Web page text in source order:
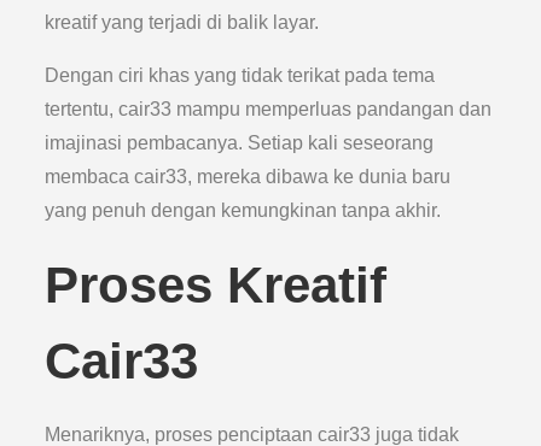
kreatif yang terjadi di balik layar.
Dengan ciri khas yang tidak terikat pada tema
tertentu, cair33 mampu memperluas pandangan dan
imajinasi pembacanya. Setiap kali seseorang
membaca cair33, mereka dibawa ke dunia baru
yang penuh dengan kemungkinan tanpa akhir.
Proses Kreatif
Cair33
Menariknya, proses penciptaan cair33 juga tidak